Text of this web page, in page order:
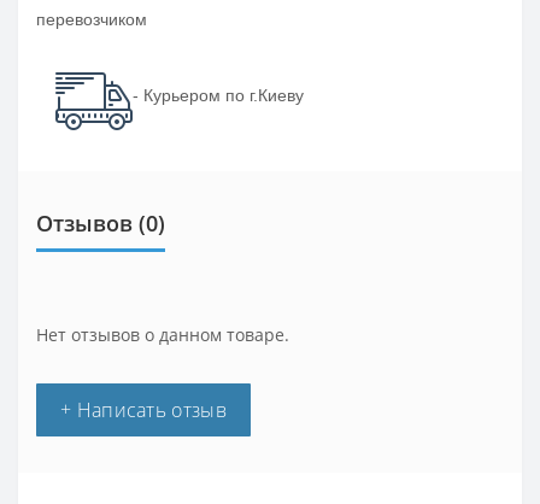
перевозчиком
- Курьером по г.Киеву
Отзывов (0)
Нет отзывов о данном товаре.
+ Написать отзыв